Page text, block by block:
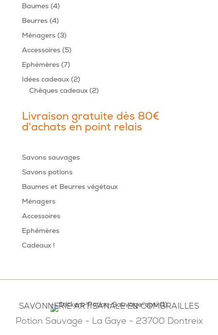
Baumes 44
produits
Beurres 44
produits
Ménagers 33
produits
Accessoires 55
produits
Ephémères 77
produits
Idées cadeaux 22
produits
Chèques cadeaux 22
Livraison gratuite dès 80€
d'achats en point relais
Savons sauvages
Savons potions
Baumes et Beurres végétaux
Ménagers
Accessoires
Ephémères
Cadeaux !
SAVONNERIE ARTISANALE EN COMBRAILLES
Potion Sauvage - La Gaye - 23700 Dontreix